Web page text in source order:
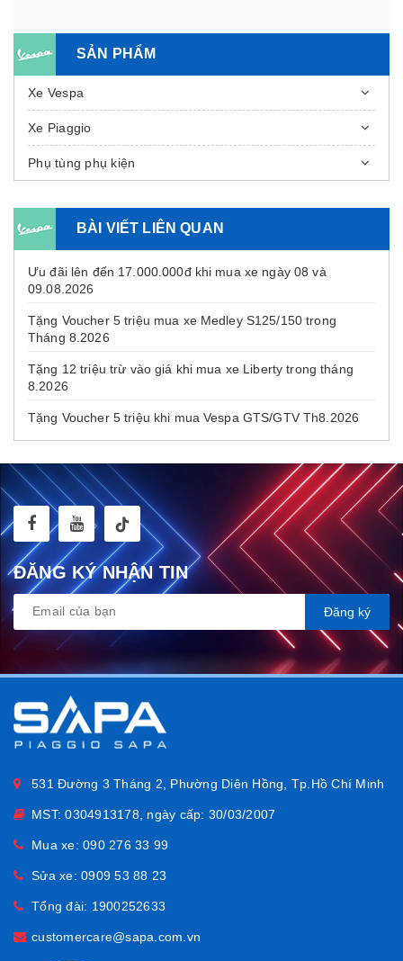
SẢN PHẨM
Xe Vespa
Xe Piaggio
Phụ tùng phụ kiện
BÀI VIẾT LIÊN QUAN
Ưu đãi lên đến 17.000.000đ khi mua xe ngày 08 và
09.08.2026
Tặng Voucher 5 triệu mua xe Medley S125/150 trong
Tháng 8.2026
Tặng 12 triệu trừ vào giá khi mua xe Liberty trong tháng
8.2026
Tặng Voucher 5 triệu khi mua Vespa GTS/GTV Th8.2026
ĐĂNG KÝ NHẬN TIN
Đăng ký
531 Đường 3 Tháng 2, Phường Diên Hồng, Tp.Hồ Chí Minh
MST: 0304913178, ngày cấp: 30/03/2007
Mua xe: 090 276 33 99
Sửa xe: 0909 53 88 23
Tổng đài: 1900252633
customercare@sapa.com.vn